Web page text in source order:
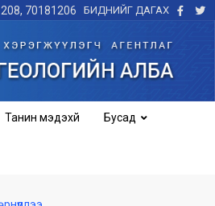
70181206 БИДНИЙГ ДАГАХ
Танин мэдэхүй Бусад